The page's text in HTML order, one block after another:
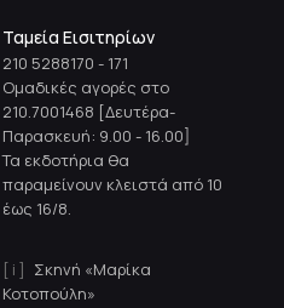
Ταμεία Εισιτηρίων
210 5288170 - 171
Ομαδικές αγορές στο
210.7001468 [Δευτέρα-
Παρασκευή: 9.00 - 16.00]
Τα εκδοτήρια θα
παραμείνουν κλειστά από 10
έως 16/8.
Σκηνή «Μαρίκα
Κοτοπούλη»